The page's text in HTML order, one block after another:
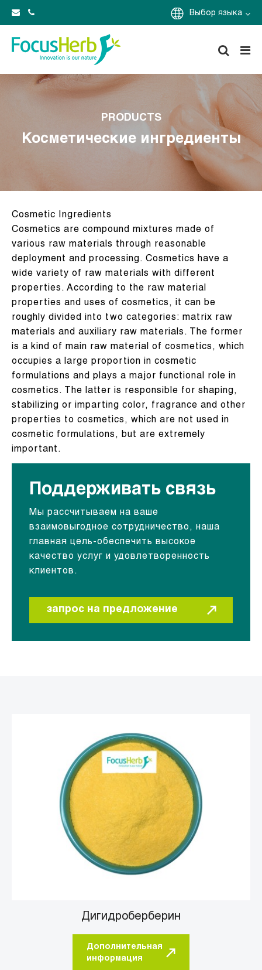
Выбор языка
PRODUCTS
Косметические ингредиенты
Cosmetic Ingredients
Cosmetics are compound mixtures made of
various raw materials through reasonable
deployment and processing. Cosmetics have a
wide variety of raw materials with different
properties. According to the raw material
properties and uses of cosmetics, it can be
roughly divided into two categories: matrix raw
materials and auxiliary raw materials. The former
is a kind of main raw material of cosmetics, which
occupies a large proportion in cosmetic
formulations and plays a major functional role in
cosmetics. The latter is responsible for shaping,
stabilizing or imparting color, fragrance and other
properties to cosmetics, which are not used in
cosmetic formulations, but are extremely
important.
Поддерживать связь
Мы рассчитываем на ваше
взаимовыгодное сотрудничество, наша
главная цель-обеспечить высокое
качество услуг и удовлетворенность
клиентов.
запрос на предложение
Дигидроберберин
Дополнительная
информация